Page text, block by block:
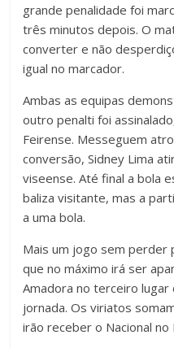
grande penalidade foi
três minutos depois. O
converter e não
igual no marcador.
Ambas as equipas
outro penalti foi
Feirense. Messeguem
conversão, Sidney Lima
viseense. Até final a bola
baliza visitante, mas a
a uma bola.
Mais um jogo sem perder
que no máximo irá ser
Amadora no terceiro lugar
jornada. Os viriatos
irão receber o Nacional no